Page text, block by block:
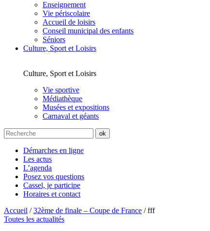
Enseignement
Vie périscolaire
Accueil de loisirs
Conseil municipal des enfants
Séniors
Culture, Sport et Loisirs
Culture, Sport et Loisirs
Vie sportive
Médiathèque
Musées et expositions
Carnaval et géants
Démarches en ligne
Les actus
L’agenda
Posez vos questions
Cassel, je participe
Horaires et contact
Accueil /32ème de finale – Coupe de France /fff
Toutes les actualités